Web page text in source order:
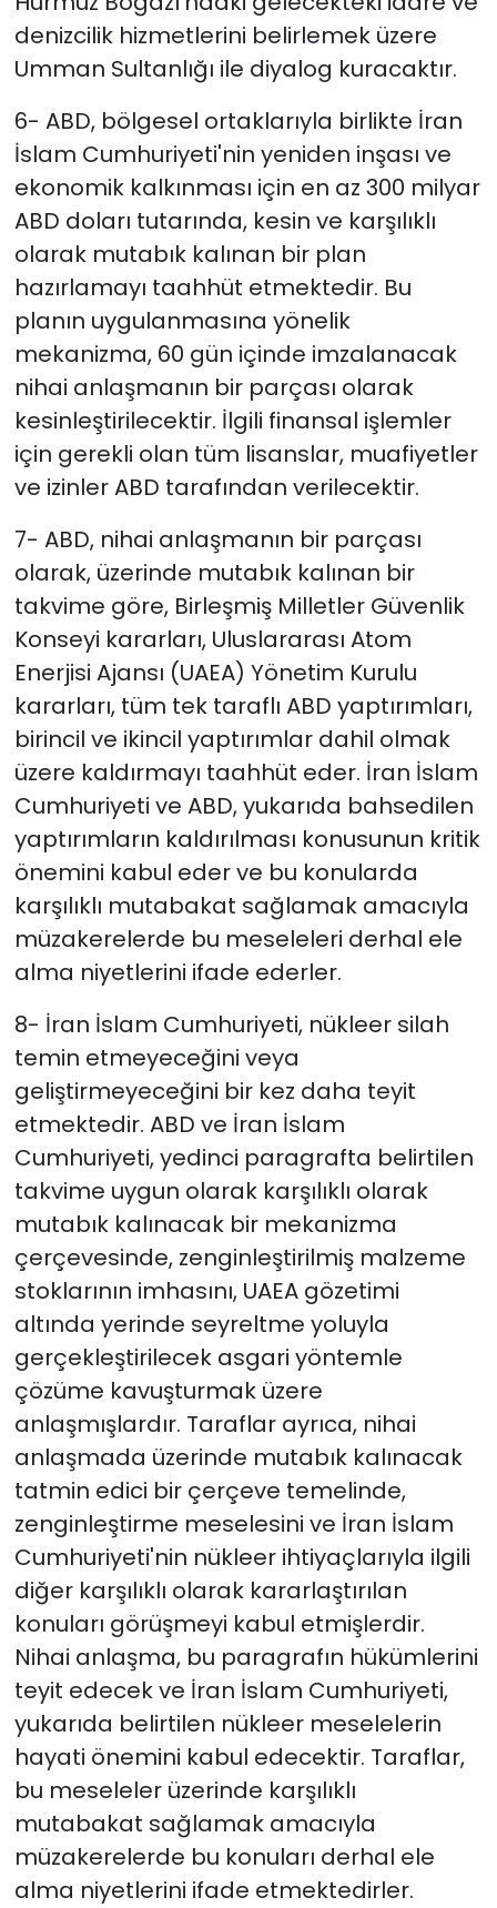
denizcilik hizmetlerini belirlemek üzere
Umman Sultanlığı ile diyalog kuracaktır.
6- ABD, bölgesel ortaklarıyla birlikte İran
İslam Cumhuriyeti'nin yeniden inşası ve
ekonomik kalkınması için en az 300 milyar
ABD doları tutarında, kesin ve karşılıklı
olarak mutabık kalınan bir plan
hazırlamayı taahhüt etmektedir. Bu
planın uygulanmasına yönelik
mekanizma, 60 gün içinde imzalanacak
nihai anlaşmanın bir parçası olarak
kesinleştirilecektir. İlgili finansal işlemler
için gerekli olan tüm lisanslar, muafiyetler
ve izinler ABD tarafından verilecektir.
7- ABD, nihai anlaşmanın bir parçası
olarak, üzerinde mutabık kalınan bir
takvime göre, Birleşmiş Milletler Güvenlik
Konseyi kararları, Uluslararası Atom
Enerjisi Ajansı (UAEA) Yönetim Kurulu
kararları, tüm tek taraflı ABD yaptırımları,
birincil ve ikincil yaptırımlar dahil olmak
üzere kaldırmayı taahhüt eder. İran İslam
Cumhuriyeti ve ABD, yukarıda bahsedilen
yaptırımların kaldırılması konusunun kritik
önemini kabul eder ve bu konularda
karşılıklı mutabakat sağlamak amacıyla
müzakerelerde bu meseleleri derhal ele
alma niyetlerini ifade ederler.
8- İran İslam Cumhuriyeti, nükleer silah
temin etmeyeceğini veya
geliştirmeyeceğini bir kez daha teyit
etmektedir. ABD ve İran İslam
Cumhuriyeti, yedinci paragrafta belirtilen
takvime uygun olarak karşılıklı olarak
mutabık kalınacak bir mekanizma
çerçevesinde, zenginleştirilmiş malzeme
stoklarının imhasını, UAEA gözetimi
altında yerinde seyreltme yoluyla
gerçekleştirilecek asgari yöntemle
çözüme kavuşturmak üzere
anlaşmışlardır. Taraflar ayrıca, nihai
anlaşmada üzerinde mutabık kalınacak
tatmin edici bir çerçeve temelinde,
zenginleştirme meselesini ve İran İslam
Cumhuriyeti'nin nükleer ihtiyaçlarıyla ilgili
diğer karşılıklı olarak kararlaştırılan
konuları görüşmeyi kabul etmişlerdir.
Nihai anlaşma, bu paragrafın hükümlerini
teyit edecek ve İran İslam Cumhuriyeti,
yukarıda belirtilen nükleer meselelerin
hayati önemini kabul edecektir. Taraflar,
bu meseleler üzerinde karşılıklı
mutabakat sağlamak amacıyla
müzakerelerde bu konuları derhal ele
alma niyetlerini ifade etmektedirler.